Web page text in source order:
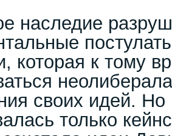
наследие
которая к тому
своих идей. Но
только